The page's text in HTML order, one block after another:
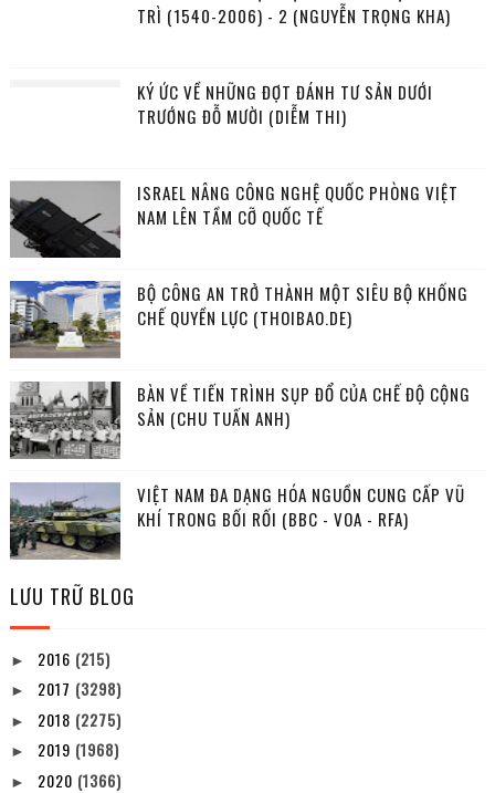
TRÌ (1540-2006) - 2 (NGUYỄN TRỌNG KHA)
KÝ ỨC VỀ NHỮNG ĐỢT ĐÁNH TƯ SẢN DƯỚI
TRƯỚNG ĐỖ MƯỜI (DIỄM THI)
ISRAEL NÂNG CÔNG NGHỆ QUỐC PHÒNG VIỆT
NAM LÊN TẦM CỠ QUỐC TẾ
BỘ CÔNG AN TRỞ THÀNH MỘT SIÊU BỘ KHỐNG
CHẾ QUYỀN LỰC (THOIBAO.DE)
BÀN VỀ TIẾN TRÌNH SỤP ĐỔ CỦA CHẾ ĐỘ CỘNG
SẢN (CHU TUẤN ANH)
VIỆT NAM ĐA DẠNG HÓA NGUỒN CUNG CẤP VŨ
KHÍ TRONG BỐI RỐI (BBC - VOA - RFA)
LƯU TRỮ BLOG
► 2016 (215)
► 2017 (3298)
► 2018 (2275)
► 2019 (1968)
► 2020 (1366)